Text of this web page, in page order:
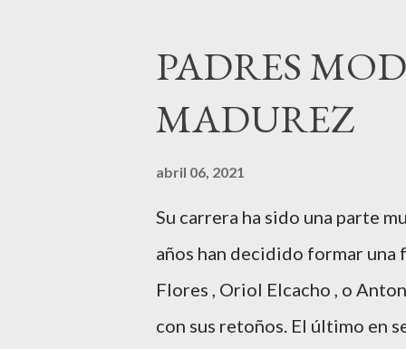
Carol Pagés nos contaba
radio,en el programa que
BCN ,en las Drassanes reunió
clientes, autoridades y
bajo el lema “Cien años
PADRES
MADUREZ
abril 06, 2021
Su carrera ha sido una parte
años han decidido formar una
Flores , Oriol Elcacho , o
con sus retoños. El último en